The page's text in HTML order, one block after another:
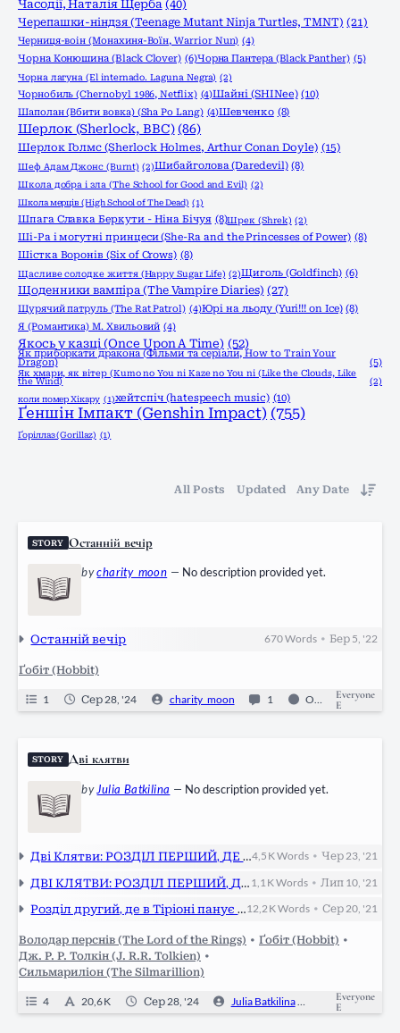
Часодії, Наталія Щерба (40)
Черепашки-ніндзя (Teenage Mutant Ninja Turtles, TMNT) (21)
Черниця-воiн (Монахиня-Воïн, Warrior Nun) (4)
Чорна Конюшина (Black Clover) (6)Чорна Пантера (Black Panther) (5)
Чорна лагуна (El internado. Laguna Negra) (2)
Чорнобиль (Chernobyl 1986, Netflix) (4)Шайні (SHINee) (10)
Шаполан (Вбити вовка) (Sha Po Lang) (4)Шевченко (8)
Шерлок (Sherlock, ВВС) (86)
Шерлок Голмс (Sherlock Holmes, Arthur Conan Doyle) (15)
Шеф Адам Джонс (Burnt) (2)Шибайголова (Daredevil) (8)
Школа добра і зла (The School for Good and Evil) (2)
Школа мерців (High School of The Dead) (1)
Шпага Славка Беркути - Ніна Бічуя (8)Шрек (Shrek) (2)
Ші-Ра і могутні принцеси (She-Ra and the Princesses of Power) (8)
Шістка Воронів (Six of Crows) (8)
Щасливе солодке життя (Happy Sugar Life) (2)Щиголь (Goldfinch) (6)
Щоденники вампіра (The Vampire Diaries) (27)
Щурячий патруль (The Rat Patrol) (4)Юрі на льоду (Yuri!!! on Ice) (8)
Я (Романтика) М. Хвильовий (4)
Якось у казці (Once Upon A Time) (52)
Як приборкати дракона (Фільми та серіали, How to Train Your
Dragon) (5)
Як хмари, як вітер (Kumo no You ni Kaze no You ni (Like the Clouds, Like
the Wind)
(2)
коли помер Хікару (1)хейтспіч (hatespeech music) (10)
Ґеншін Імпакт (Genshin Impact) (755)
Ґоріллаз (Gorillaz) (1)
All Posts Updated Any Date
STORY Останній вечір
bycharity_moon — No description provided yet.
Останній вечір 670Words •Бер 5, '22
Ґобіт (Hobbit)
1 Сер 28, '24 charity_moon 1 Ongoing
Everyone
E
STORY Дві клятви
by Julia Batkilina — No description provided yet.
Дві Клятви: РОЗДІЛ ПЕРШИЙ, ДЕ ЧЕТВЕРТИЙ ВТРАЧАЄ ГОЛОВУ, ЧАСТИНА 2 4,5 KWords •Чер 23, '21
ДВІ КЛЯТВИ: РОЗДІЛ ПЕРШИЙ, ДЕ ЧЕТВЕРТИЙ ВТРАЧАЄ ГОЛОВУ, ЧАСТИНА 3 1,1 KWords • Лип 10, '21
Розділ другий, де в Тіріоні панує неспокій, та що поробиш. 12,2 KWords •Сер 20, '21
Володар перснів (The Lord of the Rings) • Ґобіт (Hobbit) •
Дж. Р. Р. Толкін (J. R.R. Tolkien) •
Сильмариліон (The Silmarillion)
4 20,6 K Сер 28, '24 Julia Batkilina
Everyone
E